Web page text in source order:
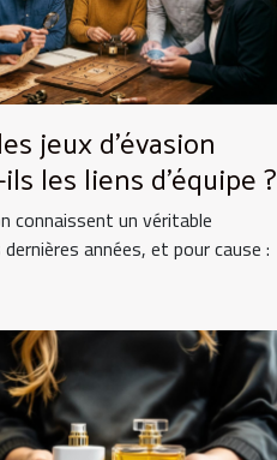
jeux d'évasion
les liens d'équipe ?
connaissent un véritable
années, et pour cause :